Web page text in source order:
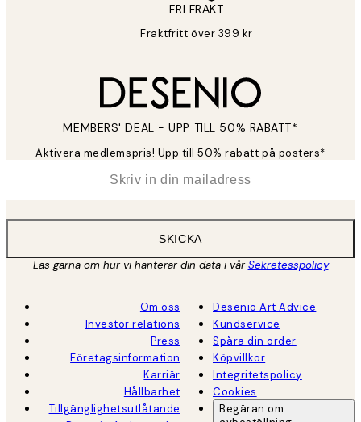
FRI FRAKT
Fraktfritt över 399 kr
MEMBERS' DEAL - UPP TILL 50% RABATT*
Aktivera medlemspris! Upp till 50% rabatt på posters*
SKICKA
Läs gärna om hur vi hanterar din data i vårSekretesspolicy
Om oss
Investor relations
Press
Företagsinformation
Karriär
Hållbarhet
Tillgänglighetsutlåtande
Desenio Art Advice
Kundservice
Spåra din order
Köpvillkor
Integritetspolicy
Cookies
Begäran om